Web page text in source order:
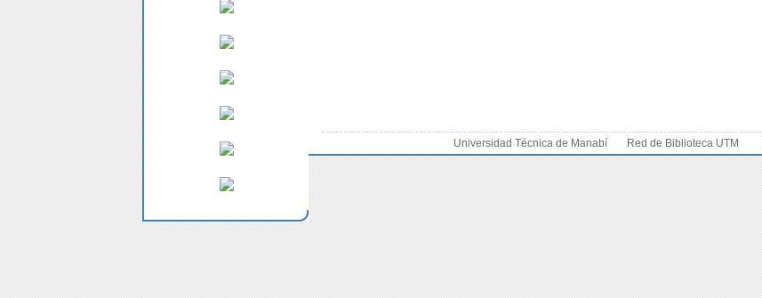
Universidad Técnica de Manabí Red de Biblioteca UTM